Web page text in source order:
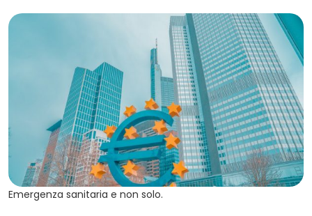
Emergenza sanitaria e non solo.